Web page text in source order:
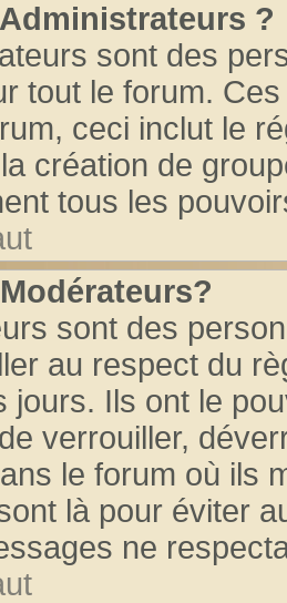
?
sont des
tout le forum.
ceci inclut le
création de
tous les
sont des
au respect du
jours. Ils ont le
verrouiller,
le forum où ils
là pour éviter
ne